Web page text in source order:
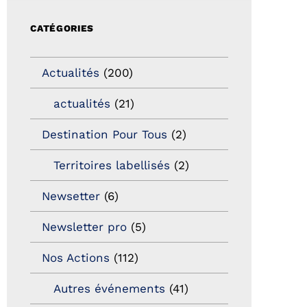
CATÉGORIES
Actualités (200)
actualités (21)
Destination Pour Tous (2)
Territoires labellisés (2)
Newsetter (6)
Newsletter pro (5)
Nos Actions (112)
Autres événements (41)